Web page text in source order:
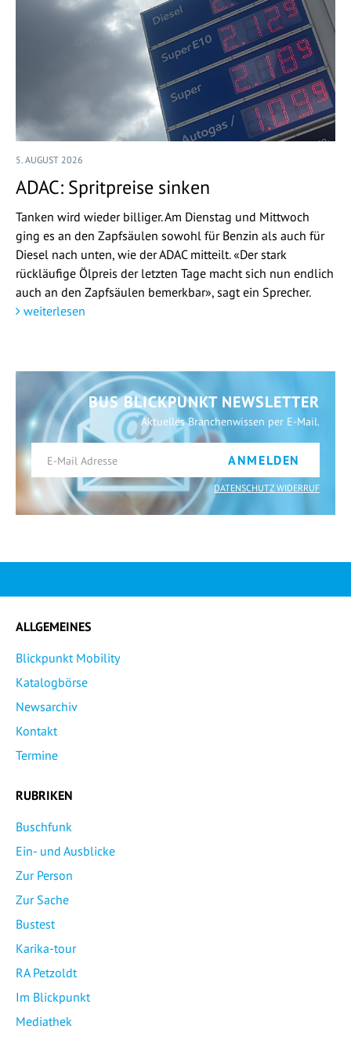
5. AUGUST 2026
ADAC: Spritpreise sinken
Tanken wird wieder billiger. Am Dienstag und Mittwoch
ging es an den Zapfsäulen sowohl für Benzin als auch für
Diesel nach unten, wie der ADAC mitteilt. «Der stark
rückläufige Ölpreis der letzten Tage macht sich nun endlich
auch an den Zapfsäulen bemerkbar», sagt ein Sprecher.
weiterlesen
BUS BLICKPUNKT NEWSLETTER
Aktuelles Branchenwissen per E-Mail.
ANMELDEN
DATENSCHUTZ WIDERRUF
ALLGEMEINES
Blickpunkt Mobility
Katalogbörse
Newsarchiv
Kontakt
Termine
RUBRIKEN
Buschfunk
Ein- und Ausblicke
Zur Person
Zur Sache
Bustest
Karika-tour
RA Petzoldt
Im Blickpunkt
Mediathek